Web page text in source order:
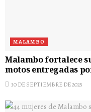
MALAMBO
Malambo fortalece
motos entregadas
30 DE SEPTIEMBRE DE 2025